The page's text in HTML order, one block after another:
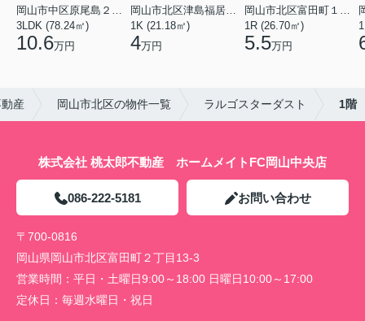
3LDK (78.24㎡)
10.6万円
1K (21.18㎡)
4万円
1R (26.70㎡)
5.5万円
産 岡山市北区の物件一覧 ラルゴスターダスト 1階
株式会社 桃太郎不動産 ホームメイトFC岡山中央店
086-222-5181 お問い合わせ
〒700-0816
岡山県岡山市北区富田町２丁目13-3
営業時間： 平日・土曜日9:00～18:00 日曜日10:00～17:00
定休日： 毎週水曜日・祝日